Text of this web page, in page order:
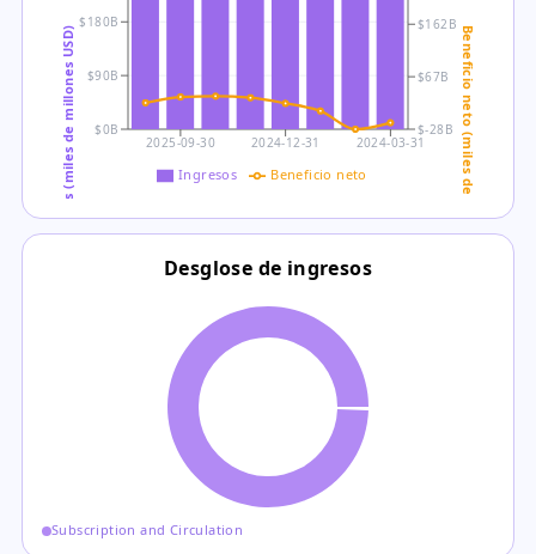
2025-09-30 2024-12-31 2024-03-31
$0B
$90B
$180B
Ingresos (miles de millones USD) $-28B
$67B
$162B
Beneficio neto (miles de millones USD)
Ingresos Beneficio neto
Desglose de ingresos
Subscription and Circulation